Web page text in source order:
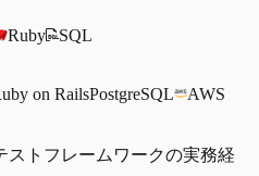
Ruby SQL
on RailsPostgreSQL AWS
ストフレームワークの実務経